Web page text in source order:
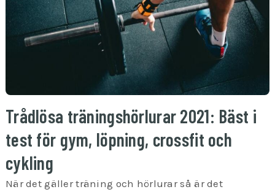
Trådlösa träningshörlurar 2021: Bäst i
test för gym, löpning, crossfit och
cykling
När det gäller träning och hörlurar så är det